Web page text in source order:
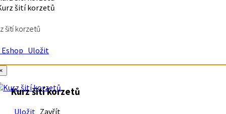
šití korzetů
Uložit
Kurz šití korzetů
Uložit Zavřít